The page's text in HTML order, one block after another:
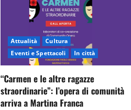
Attualità
Cultura
Eventi e Spettacoli
In città
“Carmen e le altre ragazze
straordinarie”: l’opera di comunità
arriva a Martina Franca